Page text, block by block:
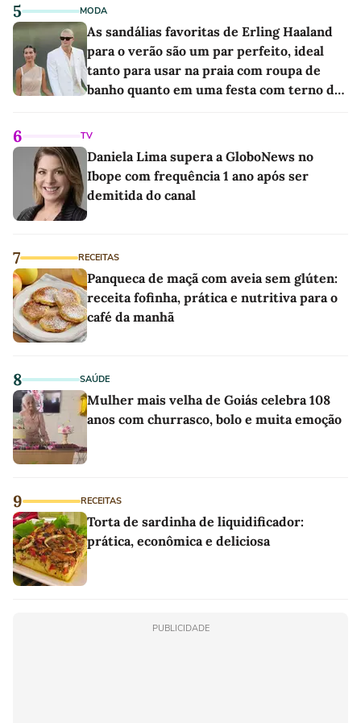
5 MODA
As sandálias favoritas de Erling Haaland
para o verão são um par perfeito, ideal
tanto para usar na praia com roupa de
banho quanto em uma festa com terno de
6 TV
Daniela Lima supera a GloboNews no
Ibope com frequência 1 ano após ser
demitida do canal
7 RECEITAS
Panqueca de maçã com aveia sem glúten:
receita fofinha, prática e nutritiva para o
café da manhã
8 SAÚDE
Mulher mais velha de Goiás celebra 108
anos com churrasco, bolo e muita emoção
9 RECEITAS
Torta de sardinha de liquidificador:
prática, econômica e deliciosa
PUBLICIDADE